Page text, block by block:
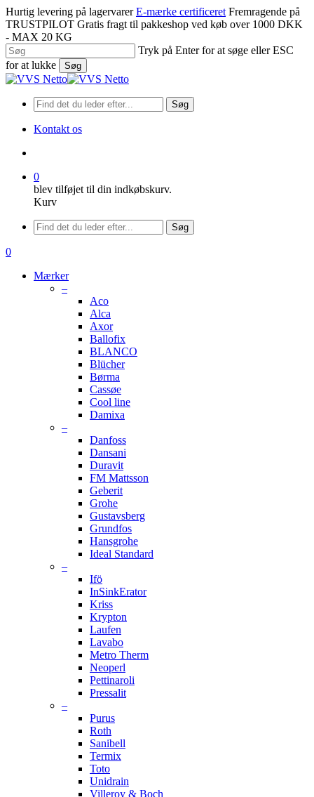
Spring
til
hovedindhold
Hurtig levering på lagervarer E-mærke certificeret Fremragende på
TRUSTPILOT Gratis fragt til pakkeshop ved køb over 1000 DKK
- MAX 20 KG
Tryk på Enter for at søge eller ESC
for at lukke
Søg
Luk
Søg
Kontakt os
0
blev tilføjet til din indkøbskurv.
Kurv
Menu
Søg
søge
0
Mærker
–
Aco
Alca
Axor
Ballofix
BLANCO
Blücher
Børma
Cassøe
Cool line
Damixa
–
Danfoss
Dansani
Duravit
FM Mattsson
Geberit
Grohe
Gustavsberg
Grundfos
Hansgrohe
Ideal Standard
–
Ifö
InSinkErator
Kriss
Krypton
Laufen
Lavabo
Metro Therm
Neoperl
Pettinaroli
Pressalit
–
Purus
Roth
Sanibell
Termix
Toto
Unidrain
Villeroy & Boch